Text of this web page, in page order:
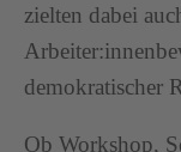
zielten dabei
demokratischer
Ob Workshop,